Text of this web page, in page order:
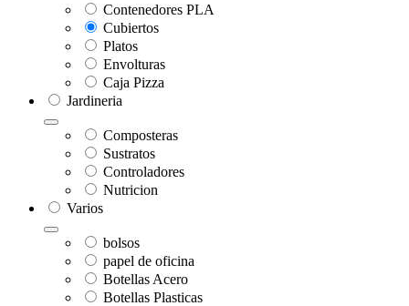
Contenedores PLA
Cubiertos
Platos
Envolturas
Caja Pizza
Jardineria
Composteras
Sustratos
Controladores
Nutricion
Varios
bolsos
papel de oficina
Botellas Acero
Botellas Plasticas